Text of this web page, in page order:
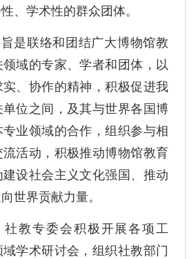
、学术性的群众团体。
是联络和团结广大博物馆教
域的专家、学者和团体，以
、协作的精神，积极促进我
单位之间，及其与世界各国博
业领域的合作，组织参与相
活动，积极推动博物馆教育
设社会主义文化强国、推动
世界贡献力量。
社教专委会积极开展各项工
学术研讨会，组织社教部门